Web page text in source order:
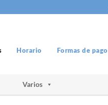
Horario Formas de pago
Varios